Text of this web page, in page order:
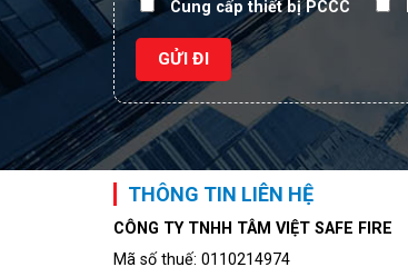
Cung cấp thiết bị PCCC
THÔNG TIN LIÊN HỆ
CÔNG TY TNHH TÂM VIỆT SAFE FIRE
Mã số thuế: 0110214974